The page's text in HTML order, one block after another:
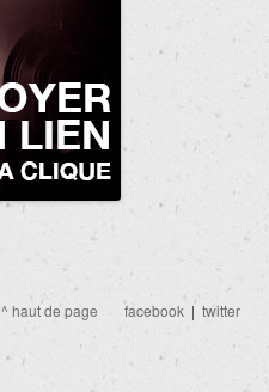
^ haut de page facebook | twitter